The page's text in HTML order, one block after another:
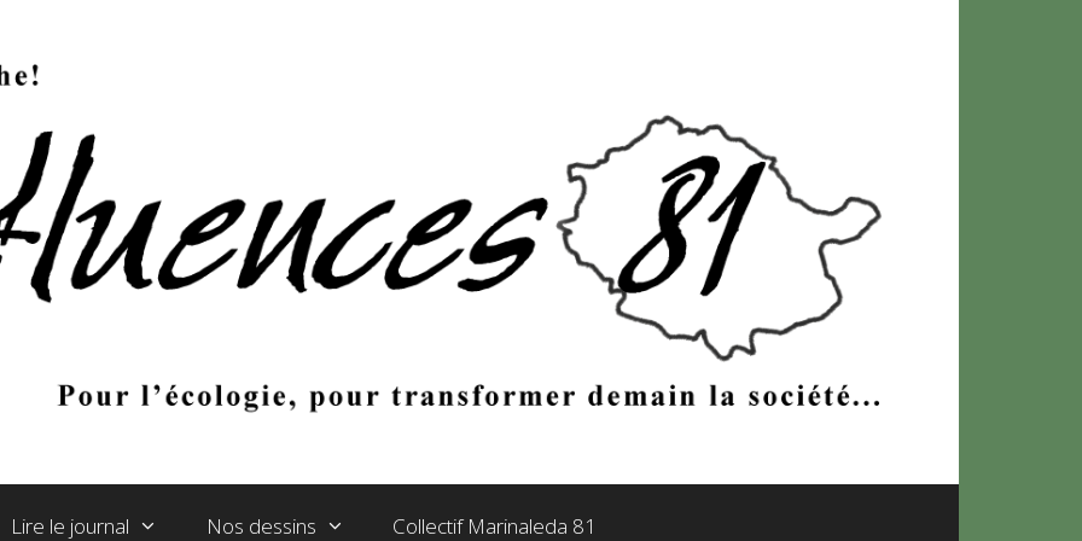
Lire le journal Nos dessins Collectif Marinaleda 81